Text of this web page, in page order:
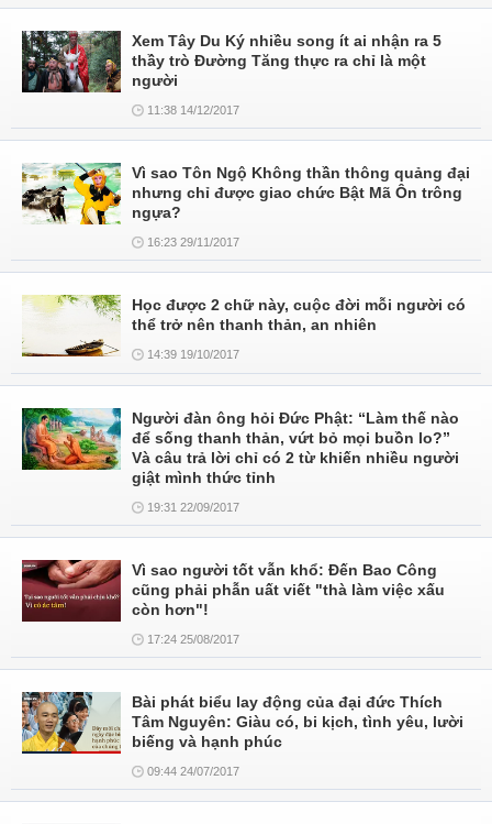
Xem Tây Du Ký nhiều song ít ai nhận ra 5
thầy trò Đường Tăng thực ra chỉ là một
người
11:38 14/12/2017
Vì sao Tôn Ngộ Không thần thông quảng đại
nhưng chỉ được giao chức Bật Mã Ôn trông
ngựa?
16:23 29/11/2017
Học được 2 chữ này, cuộc đời mỗi người có
thể trở nên thanh thản, an nhiên
14:39 19/10/2017
Người đàn ông hỏi Đức Phật: “Làm thế nào
để sống thanh thản, vứt bỏ mọi buồn lo?”
Và câu trả lời chỉ có 2 từ khiến nhiều người
giật mình thức tỉnh
19:31 22/09/2017
Vì sao người tốt vẫn khổ: Đến Bao Công
cũng phải phẫn uất viết "thà làm việc xấu
còn hơn"!
17:24 25/08/2017
Bài phát biểu lay động của đại đức Thích
Tâm Nguyên: Giàu có, bi kịch, tình yêu, lười
biếng và hạnh phúc
09:44 24/07/2017